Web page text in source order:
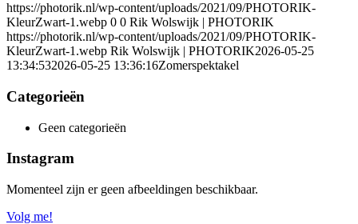
https://photorik.nl/wp-content/uploads/2021/09/PHOTORIK-
KleurZwart-1.webp 0 0 Rik Wolswijk | PHOTORIK
https://photorik.nl/wp-content/uploads/2021/09/PHOTORIK-
KleurZwart-1.webp Rik Wolswijk | PHOTORIK2026-05-25
13:34:532026-05-25 13:36:16Zomerspektakel
Categorieën
Geen categorieën
Instagram
Momenteel zijn er geen afbeeldingen beschikbaar.
Volg me!